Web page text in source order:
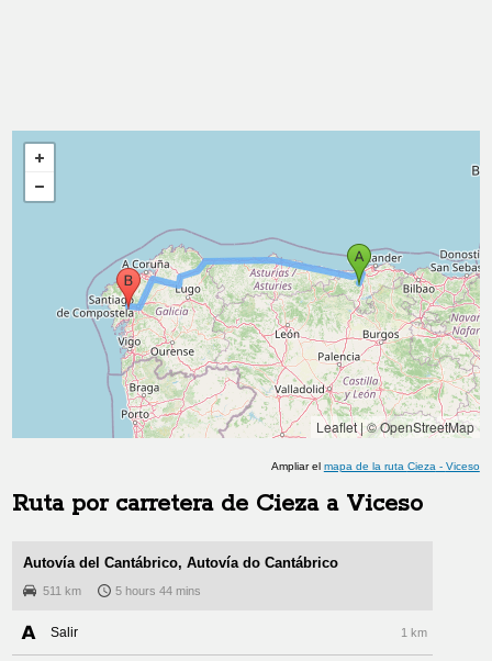
Leaflet|© OpenStreetMap
Ampliar el mapa de la ruta Cieza - Viceso
Ruta por carretera de Ciezaa Viceso
Autovía del Cantábrico, Autovía do Cantábrico
511 km 5 hours 44 mins
Salir 1 km